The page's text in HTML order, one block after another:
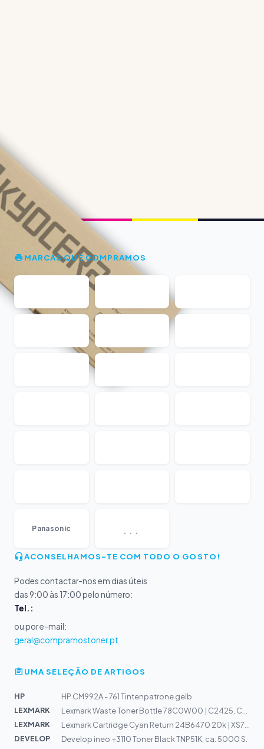
MARCAS QUE COMPRAMOS
Panasonic ...
ACONSELHAMOS-TE COM TODO O GOSTO!
Podes contactar-nos em dias úteis
das 9:00 às 17:00 pelo número:
Tel.:
ou por e-mail:
geral@compramostoner.pt
UMA SELEÇÃO DE ARTIGOS
HP
HP CM992A - 761 Tintenpatrone gelb
LEXMARK
Lexmark Waste Toner Bottle 78C0W00 | C2425, C2535, CX42...
LEXMARK
Lexmark Cartridge Cyan Return 24B6470 20k | XS795, XS79...
DEVELOP
Develop ineo +3110 Toner Black TNP51K, ca. 5000 S.